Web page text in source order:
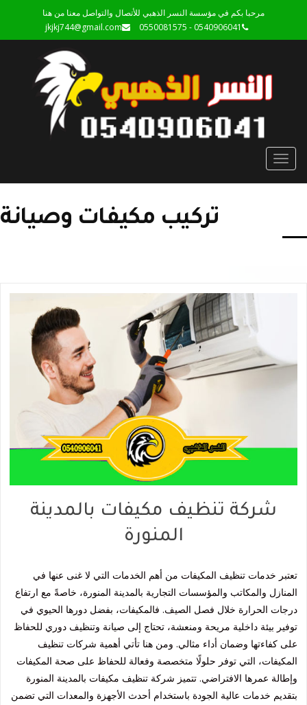
مرحبا بكم في مؤسسة النسر الذهبي للأتصال والتواصل معنا من هنا
0540906041 - 0550081575
jkjkj744@gmail.com
Toggle
تركيب مكيفات وصيانة
شركة تنظيف مكيفات بالمدينة
المنورة
تعتبر خدمات تنظيف المكيفات من أهم الخدمات التي لا غنى عنها في
المنازل والمكاتب والمؤسسات التجارية بالمدينة المنورة، خاصةً مع ارتفاع
درجات الحرارة خلال فصل الصيف. فالمكيفات، بفضل دورها الحيوي في
توفير بيئة داخلية مريحة ومنعشة، تحتاج إلى صيانة وتنظيف دوري للحفاظ
على كفاءتها وضمان أداء مثالي. ومن هنا تأتي أهمية شركات تنظيف
المكيفات، التي توفر حلولًا متخصصة وفعالة للحفاظ على صحة المكيفات
وإطالة عمرها الافتراضي. تتميز شركة تنظيف مكيفات بالمدينة المنورة
بتقديم خدمات عالية الجودة باستخدام أحدث الأجهزة والمعدات التي تضمن